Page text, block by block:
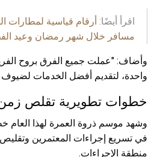
اقرأ أيضًا:
مسافر خلال شهر رمضان وعيد
وأضاف: "عملت جميع الفرق بروح
واحدة، لتقديم أفضل الخدمات لضيوف
خطوات تطويرية تقلص زمن
وشهد موسم ذروة العمرة لهذا
في تسريع إجراءات المعتمرين
منطقة الإجراءات.